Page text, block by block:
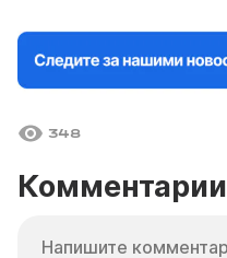
348
Комментарии